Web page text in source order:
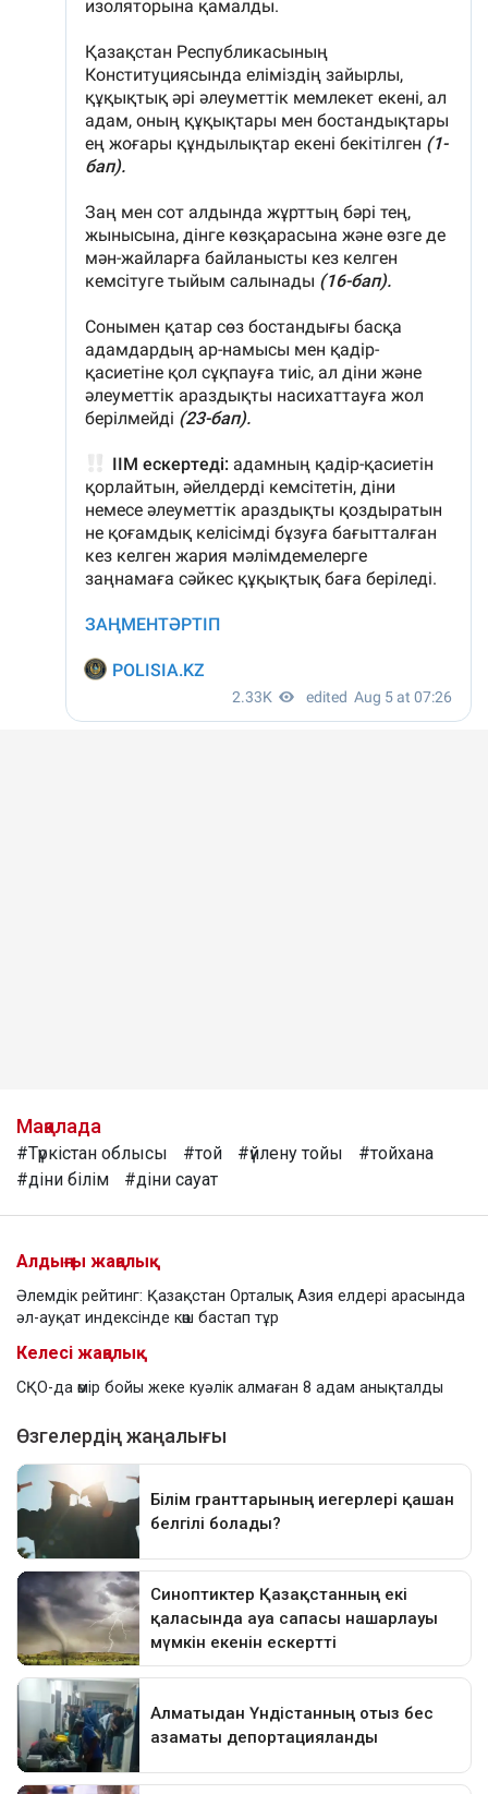
Мақалада
#Түркістан облысы #той #үйлену тойы
#тойхана
#діни білім
#діни сауат
Алдыңғы жаңалық
Әлемдік рейтинг: Қазақстан Орталық Азия елдері арасында
әл-ауқат индексінде көш бастап тұр
Келесі жаңалық
СҚО-да өмір бойы жеке куәлік алмаған 8 адам анықталды